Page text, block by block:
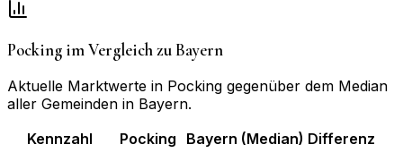
Pocking im Vergleich zuBayern
Aktuelle Marktwerte in Pocking gegenüber dem Median
aller Gemeinden in Bayern.
Kennzahl
Pocking Bayern (Median) Differenz